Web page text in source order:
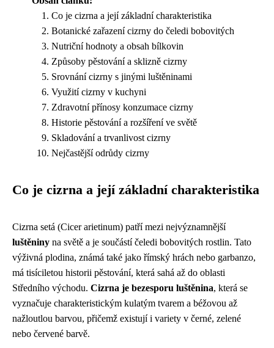
Co je cizrna a její základní charakteristika
Botanické zařazení cizrny do čeledi bobovitých
Nutriční hodnoty a obsah bílkovin
Způsoby pěstování a sklizně cizrny
Srovnání cizrny s jinými luštěninami
Využití cizrny v kuchyni
Zdravotní přínosy konzumace cizrny
Historie pěstování a rozšíření ve světě
Skladování a trvanlivost cizrny
Nejčastější odrůdy cizrny
Co je cizrna a její základní charakteristika
Cizrna setá (Cicer arietinum) patří mezi nejvýznamnější
luštěniny na světě a je součástí čeledi bobovitých rostlin. Tato
výživná plodina, známá také jako římský hrách nebo garbanzo,
má tisíciletou historii pěstování, která sahá až do oblasti
Středního východu. Cizrna je bezesporu luštěnina, která se
vyznačuje charakteristickým kulatým tvarem a béžovou až
nažloutlou barvou, přičemž existují i variety v černé, zelené
nebo červené barvě.